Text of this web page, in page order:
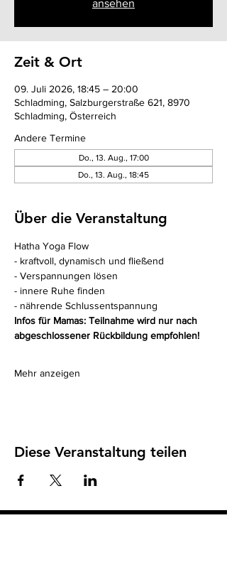
ansehen
Zeit & Ort
09. Juli 2026, 18:45 – 20:00
Schladming, Salzburgerstraße 621, 8970
Schladming, Österreich
Andere Termine
Do., 13. Aug., 17:00
Do., 13. Aug., 18:45
Über die Veranstaltung
Hatha Yoga Flow
- kraftvoll, dynamisch und fließend
- Verspannungen lösen
- innere Ruhe finden
- nährende Schlussentspannung
Infos für Mamas: Teilnahme wird nur nach
abgeschlossener Rückbildung empfohlen!
Mehr anzeigen
Diese Veranstaltung teilen